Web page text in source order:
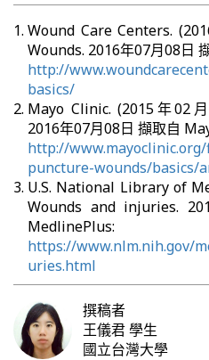
Wound Care Centers.
Wounds. 2016年07月08日
http://
basics/
Mayo Clinic. (2015年02
2016年07月08日 擷取自
http://
puncture-wounds/basics/
U.S. National Library of
Wounds and injuries.
MedlinePlus:
https://www.nlm.nih.gov/
uries.html
撰稿者
王儀君學生
國立台灣大學